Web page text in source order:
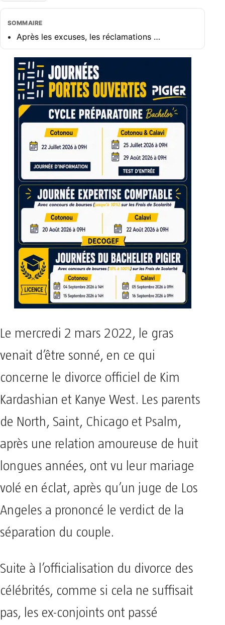
SOMMAIRE
Après les excuses, les réclamations …
Le mercredi 2 mars 2022, le gras
venait d’être sonné, en ce qui
concerne le divorce officiel de Kim
Kardashian et Kanye West. Les parents
de North, Saint, Chicago et Psalm,
après une relation amoureuse de huit
longues années, ont vu leur mariage
volé en éclat, après qu’un juge de Los
Angeles a prononcé le verdict de la
séparation du couple.
Suite à l’officialisation du divorce des
célébrités, comme si cela ne suffisait
pas, les ex-conjoints ont passé